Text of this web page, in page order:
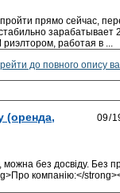
прямо сейчас,
зарабатывает
работая в ...
до повного опису
(оренда,
без досвіду. Без
компанію:</